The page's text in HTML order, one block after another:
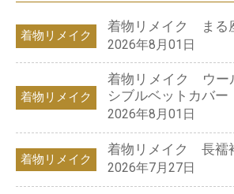
着物リメイク
着物リメイク まる
2026年8月01日
着物リメイク
着物リメイク ウー
シブルベットカバー
2026年8月01日
着物リメイク
着物リメイク 長襦
2026年7月27日